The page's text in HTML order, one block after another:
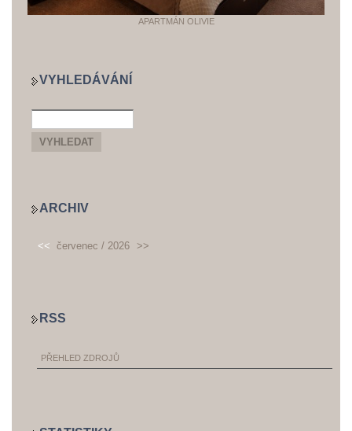
APARTMÁN OLIVIE
VYHLEDÁVÁNÍ
ARCHIV
<< červenec / 2026 >>
RSS
PŘEHLED ZDROJŮ